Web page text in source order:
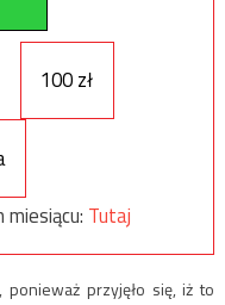
100 zł
Tutaj
przyjęło się, iż to